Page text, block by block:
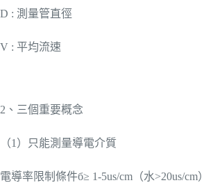
D : 測量管直徑
V : 平均流速
2、三個重要概念
（1）只能測量導電介質
電導率限制條件б≥ 1-5us/cm（水>20us/cm）